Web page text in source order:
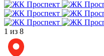
1 из 8